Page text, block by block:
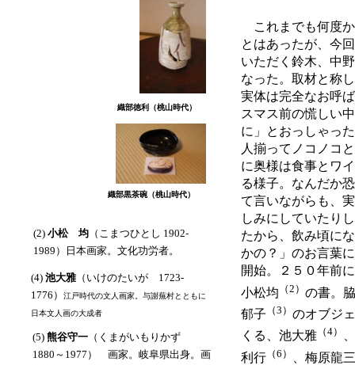
(4) 池大雅（いけのたいが 1723-
1776）
江戸時代の文人画家。与謝蕪村とともに
日本文人画の大成者
織部黒茶碗（桃山時代）
(5) 熊谷守一 （くまがいもりかず
1880～1977） 画家。岐阜県出身。画
(2) 小松 均 （こまつひとし 1902-
1989）日本画家。文化功労者。
織部徳利（桃山時代）
これまでも何度
とはあったが、今
いただく鈴木、中
なった。取材と称
実体は完全なお呼
スマス前の慌しい
に」とおっしゃっ
人揃ってノコノコ
に奥様は食事とワ
る様子。なんだか
て言いながらも、
しみにしていたり
たから、飲み頃に
かの？」のお言葉
開始。２５０年前
小松均 （2） の書。
郁子 （3） のオブジ
くる、池大雅 （4）
利行 （6） 、梅原龍